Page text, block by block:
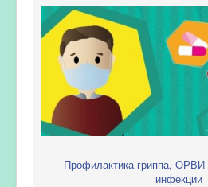
Профилактика гриппа, ОРВИ
инфекции